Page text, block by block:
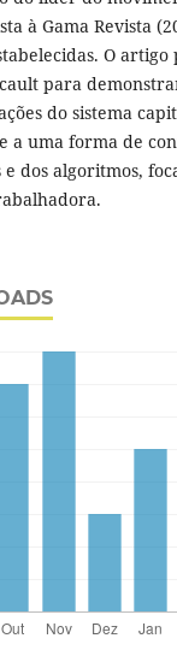
à Gama Revista
O
para
do sistema
a uma forma de
e dos algoritmos,